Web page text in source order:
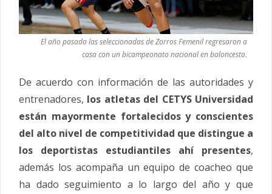
El año pasado las seleccionadas de Zorros Femenil regresaron a
casa con un bicampeonato nacional en baloncesto.
De acuerdo con información de las autoridades y
entrenadores, los atletas del CETYS Universidad
están mayormente fortalecidos y conscientes
del alto nivel de competitividad que distingue a
los deportistas estudiantiles ahí presentes,
además los acompaña un equipo de coacheo que
ha dado seguimiento a lo largo del año y que